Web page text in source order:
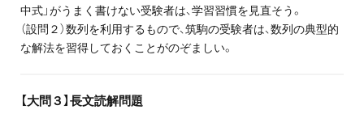
中式」がうまく書けない受験者は、学習習慣を見直そう。
（設問２）数列を利用するもので、筑駒の受験者は、数列の典型的
な解法を習得しておくことがのぞましい。
【大問３】長文読解問題